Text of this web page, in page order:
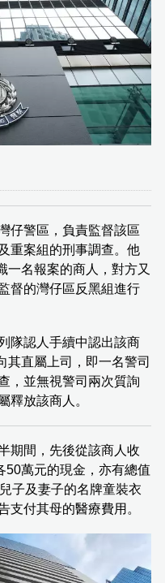
仔警區，負責監督該區
重案組的刑事調查。他
一名報案的商人，對方又
督的灣仔區反黑組進行
隊認人手續中認出該商
其直屬上司，即一名警司
，並無視警司兩次質詢
釋放該商人。
期間，先後從該商人收
50萬元的現金，亦有總值
子及妻子的名牌童裝衣
支付其母的醫療費用。